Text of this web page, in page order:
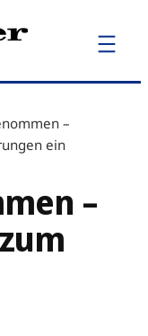
–
ein
–